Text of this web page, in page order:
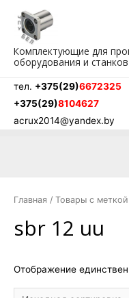
содержимому
Комплектующие для
оборудования и
тел. +375(29)6672325
+375(29)8104627
acrux2014@yandex.by
Главная / Товары с меткой
sbr 12 uu
Отображение